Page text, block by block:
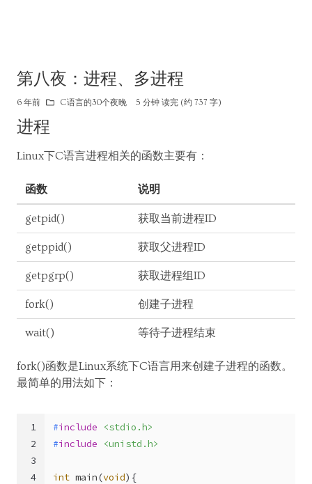
第八夜：进程、多进程
6 年前 C语言的30个夜晚 5 分钟 读完 (约 737 字)
进程
Linux下C语言进程相关的函数主要有：
函数 说明
getpid() 获取当前进程ID
getppid() 获取父进程ID
getpgrp() 获取进程组ID
fork() 创建子进程
wait() 等待子进程结束
fork()函数是Linux系统下C语言用来创建子进程的函数。
最简单的用法如下：
1
2
3
4
#include
<stdio.h>
#include <unistd.h>
int main(void) {